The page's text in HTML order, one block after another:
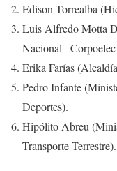
Edison Torrealba
Luis Alfredo Motta
Nacional
Erika Farías
Pedro Infante
Deportes).
Hipólito Abreu
Transporte Terrestre).